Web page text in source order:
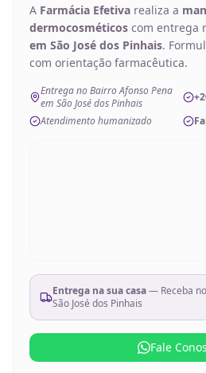
A Farmácia Efetiva realiza a
dermocosméticos com entrega
em São José dos Pinhais.
com orientação farmacêutica.
Entrega no Bairro Afonso Pena
em São José dos Pinhais
Atendimento humanizado
Entrega na sua casa— Receba no
São José dos Pinhais
Fale